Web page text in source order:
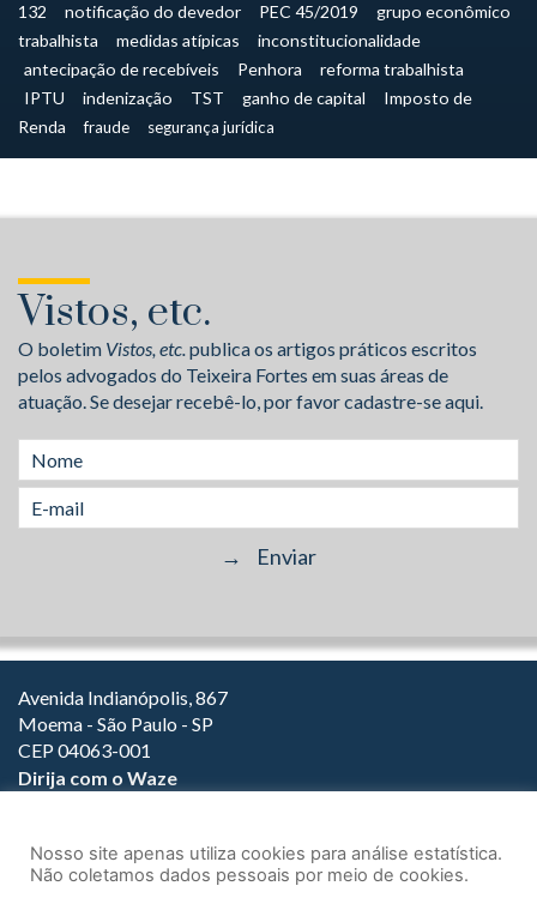
132
notificação do devedor PEC 45/2019
grupo econômico
trabalhista
medidas atípicas
inconstitucionalidade
antecipação de recebíveis
Penhora
reforma trabalhista
IPTU
indenização TST ganho de capital
Imposto de
Renda
fraude segurança jurídica
Vistos, etc.
O boletim Vistos, etc.publica os artigos práticos escritos
pelos advogados do Teixeira Fortes em suas áreas de
atuação. Se desejar recebê-lo, por favor cadastre-se aqui.
Avenida Indianópolis, 867
Moema - São Paulo - SP
CEP 04063-001
Dirija com o Waze
(11) 3147-1800
Nosso site apenas utiliza cookies para análise estatística.
Não coletamos dados pessoais por meio de cookies.